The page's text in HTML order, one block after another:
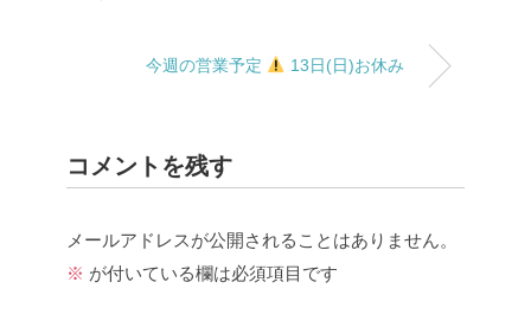
今週の営業予定 13日(日)お休み
コメントを残す
メールアドレスが公開されることはありません。
※ が付いている欄は必須項目です